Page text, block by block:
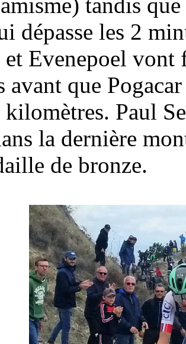
tandis
dépasse les 2
et Evenepoel
avant que
kilomètres. Paul
la dernière
de bronze.